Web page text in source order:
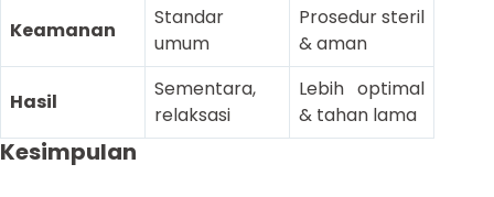
Keamanan
Standar
umum
Prosedur steril
& aman
Hasil
Sementara,
relaksasi
Lebih optimal
& tahan lama
Kesimpulan